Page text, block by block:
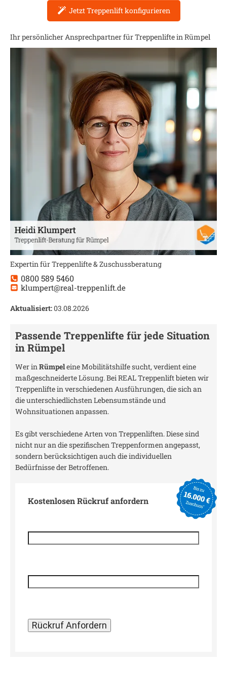
Jetzt Treppenlift konfigurieren
Ihr persönlicher Ansprechpartner für Treppenlifte inRümpel
Expertin für Treppenlifte & Zuschussberatung
0800 589 5460
klumpert@real-treppenlift.de
Aktualisiert:03.08.2026
Passende Treppenlifte für jede Situation
inRümpel
Wer inRümpeleine Mobilitätshilfe sucht, verdient eine
maßgeschneiderte Lösung. Bei REAL Treppenlift bieten wir
Treppenlifte in verschiedenen Ausführungen, die sich an
die unterschiedlichsten Lebensumstände und
Wohnsituationen anpassen.
Es gibt verschiedene Arten von Treppenliften. Diese sind
nicht nur an die spezifischen Treppenformen angepasst,
sondern berücksichtigen auch die individuellen
Bedürfnisse der Betroffenen.
Kostenlosen Rückruf anfordern